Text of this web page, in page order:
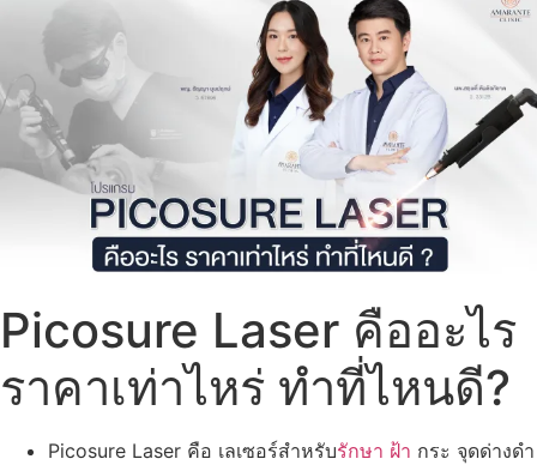
Picosure Laser คืออะไร
ราคาเท่าไหร่ ทำที่ไหนดี?
Picosure Laser คือ เลเซอร์สำหรับรักษา ฝ้า กระ จุดด่างดำ